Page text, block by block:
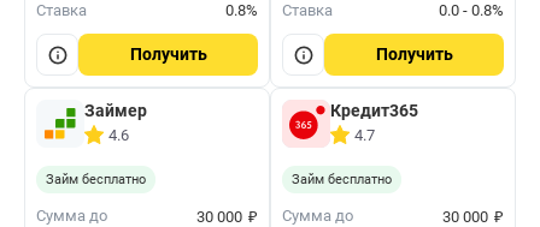
Ставка
0.8%
Получить
Ставка
0.0 - 0.8%
Получить
Займер
4.6
Займ бесплатно
Сумма до 30 000 ₽
Кредит365
4.7
Займ бесплатно
Сумма до 30 000 ₽